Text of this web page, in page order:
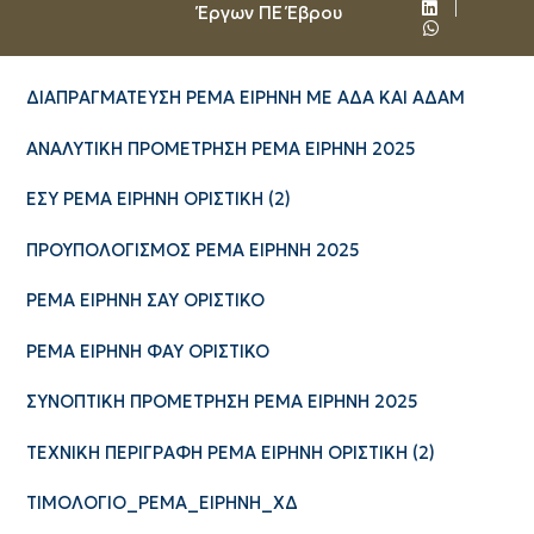
Έργων ΠΕ Έβρου
ΔΙΑΠΡΑΓΜΑΤΕΥΣΗ ΡΕΜΑ ΕΙΡΗΝΗ ΜΕ ΑΔΑ ΚΑΙ ΑΔΑΜ
ΑΝΑΛΥΤΙΚΗ ΠΡΟΜΕΤΡΗΣΗ ΡΕΜΑ ΕΙΡΗΝΗ 2025
ΕΣΥ ΡΕΜΑ ΕΙΡΗΝΗ ΟΡΙΣΤΙΚΗ (2)
ΠΡΟΥΠΟΛΟΓΙΣΜΟΣ ΡΕΜΑ ΕΙΡΗΝΗ 2025
ΡΕΜΑ ΕΙΡΗΝΗ ΣΑΥ ΟΡΙΣΤΙΚΟ
ΡΕΜΑ ΕΙΡΗΝΗ ΦΑΥ ΟΡΙΣΤΙΚΟ
ΣΥΝΟΠΤΙΚΗ ΠΡΟΜΕΤΡΗΣΗ ΡΕΜΑ ΕΙΡΗΝΗ 2025
ΤΕΧΝΙΚΗ ΠΕΡΙΓΡΑΦΗ ΡΕΜΑ ΕΙΡΗΝΗ ΟΡΙΣΤΙΚΗ (2)
ΤΙΜΟΛΟΓΙΟ_ΡΕΜΑ_ΕΙΡΗΝΗ_ΧΔ